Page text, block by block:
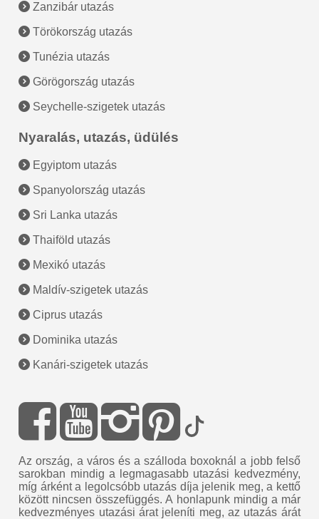
Zanzibár utazás
Törökország utazás
Tunézia utazás
Görögország utazás
Seychelle-szigetek utazás
Nyaralás, utazás, üdülés
Egyiptom utazás
Spanyolország utazás
Sri Lanka utazás
Thaiföld utazás
Mexikó utazás
Maldív-szigetek utazás
Ciprus utazás
Dominika utazás
Kanári-szigetek utazás
Az ország, a város és a szálloda boxoknál a jobb felső
sarokban mindig a legmagasabb utazási kedvezmény,
míg árként a legolcsóbb utazás díja jelenik meg, a kettő
között nincsen összefüggés. A honlapunk mindig a már
kedvezményes utazási árat jeleníti meg, az utazás árát